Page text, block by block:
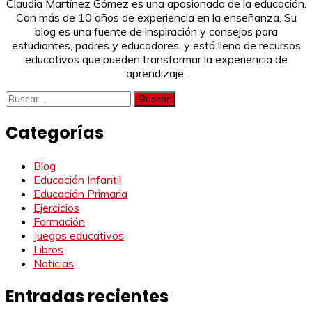
Claudia Martínez Gómez es una apasionada de la educación.
Con más de 10 años de experiencia en la enseñanza. Su
blog es una fuente de inspiración y consejos para
estudiantes, padres y educadores, y está lleno de recursos
educativos que pueden transformar la experiencia de
aprendizaje.
Buscar:
Categorías
Blog
Educación Infantil
Educación Primaria
Ejercicios
Formación
Juegos educativos
Libros
Noticias
Entradas recientes